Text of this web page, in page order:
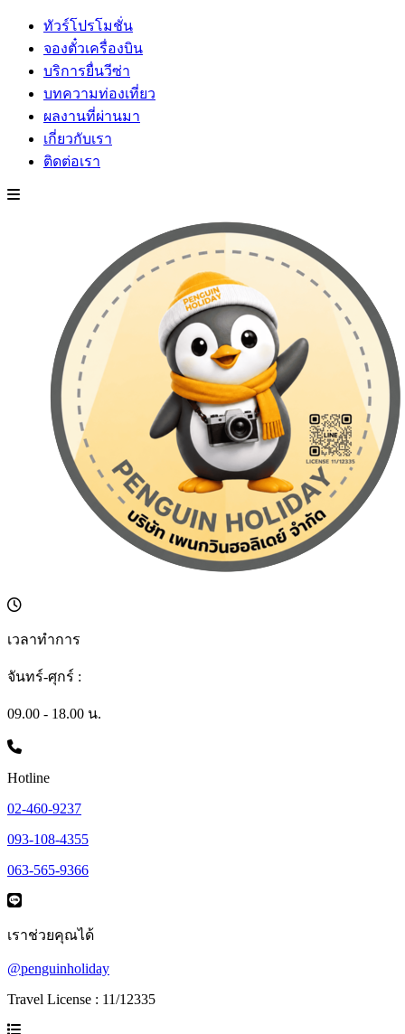
ทัวร์โปรโมชั่น
จองตั๋วเครื่องบิน
บริการยื่นวีซ่า
บทความท่องเที่ยว
ผลงานที่ผ่านมา
เกี่ยวกับเรา
ติดต่อเรา
เวลาทำการ
จันทร์-ศุกร์ :
09.00 - 18.00 น.
Hotline
02-460-9237
093-108-4355
063-565-9366
เราช่วยคุณได้
@penguinholiday
Travel License : 11/12335